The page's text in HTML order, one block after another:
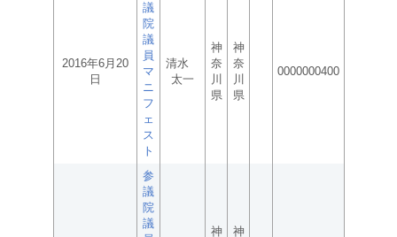
2016年6月20
日
議
院
議
員
マ
ニ
フ
ェ
ス
ト
清水
太一
神
奈
川
県
神
奈
川
県
0000000400
参
議
院
議
神
神